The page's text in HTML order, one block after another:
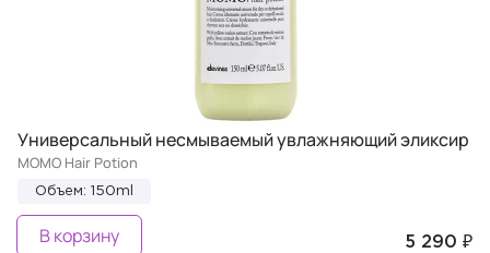
Универсальный несмываемый увлажняющий эликсир
MOMO Hair Potion
Объем: 150ml
5 290 ₽
В корзину